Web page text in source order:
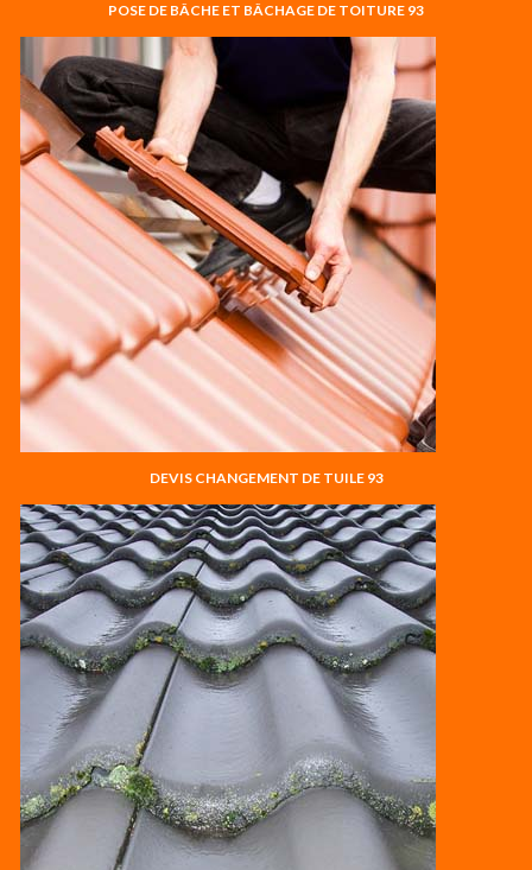
POSE DE BÂCHE ET BÂCHAGE DE TOITURE 93
DEVIS CHANGEMENT DE TUILE 93